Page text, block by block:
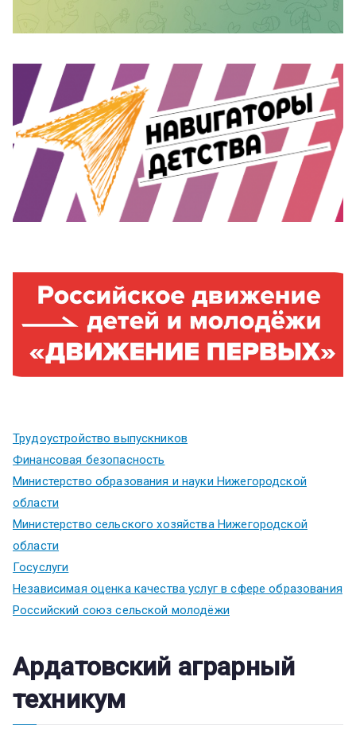
Трудоустройство выпускников
Финансовая безопасность
Министерство образования и науки Нижегородской
области
Министерство сельского хозяйства Нижегородской
области
Госуслуги
Независимая оценка качества услуг в сфере образования
Российский союз сельской молодёжи
Ардатовский аграрный
техникум